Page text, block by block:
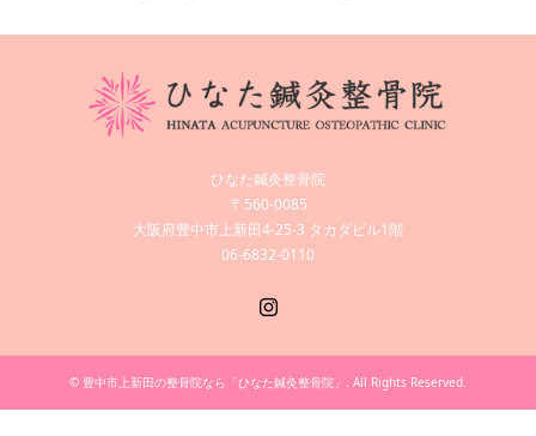
ひなた鍼灸整骨院
〒560-0085
大阪府豊中市上新田4-25-3 タカダビル1階
06-6832-0110
© 豊中市上新田の整骨院なら「ひなた鍼灸整骨院」 . All Rights Reserved.